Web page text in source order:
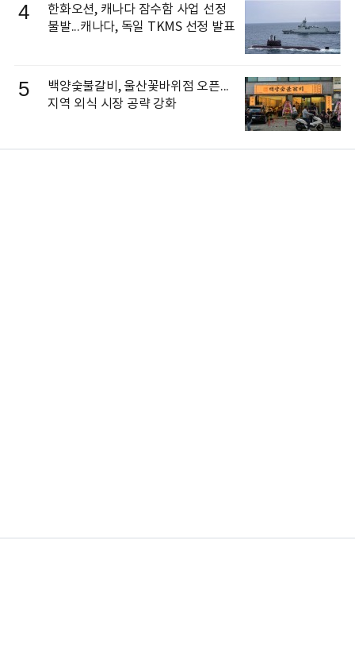
4
한화오션, 캐나다 잠수함 사업 선정
불발...캐나다, 독일 TKMS 선정 발표
5
백양숯불갈비, 울산꽃바위점 오픈...
지역 외식 시장 공략 강화